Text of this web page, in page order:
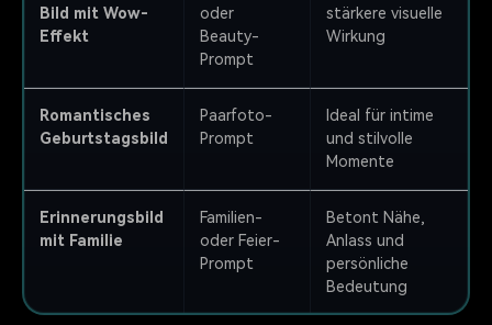
Bild mit Wow-
Effekt
oder
Beauty-
Prompt
stärkere visuelle
Wirkung
Romantisches
Geburtstagsbild
Paarfoto-
Prompt
Ideal für intime
und stilvolle
Momente
Erinnerungsbild
mit Familie
Familien-
oder Feier-
Prompt
Betont Nähe,
Anlass und
persönliche
Bedeutung